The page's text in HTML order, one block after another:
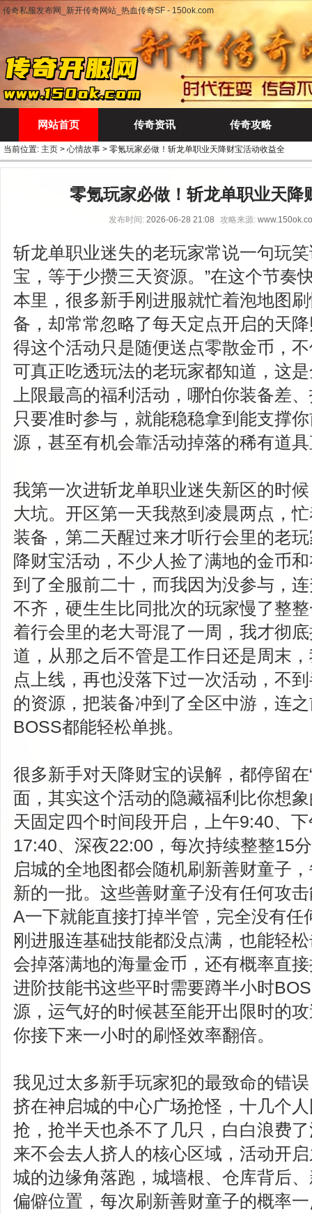
传奇私服发布网_新开传奇网站_热血传奇SF - 150ok.com
网站首页 传奇资讯 传奇攻略
当前位置: 主页 > 心情故事 > 零氪玩家必做！斩龙单职业天降财宝活动收益全
零氪玩家必做！斩龙单职业天降
发布时间: 2026-06-28 21:08 攻略来源:
斩龙单职业迷失的老玩家常说一句玩
宝，等于少攒三天资源。”在这个节奏
本里，很多新手刚进服就忙着泡地图
备，却常常忽略了每天定点开启的天
得这个活动只是随便送点零散金币，
可真正吃透玩法的老玩家都知道，这
上限最高的福利活动，哪怕你装备差
只要准时参与，就能稳稳拿到能支撑
源，甚至有机会靠活动掉落的稀有道
我第一次进斩龙单职业迷失新区的时
大坑。开区第一天我熬到凌晨两点，
装备，第二天醒过来才听行会里的老
降财宝活动，不少人捡了满地的金币
到了全服前二十，而我因为没参与，
不齐，硬生生比同批次的玩家慢了整
着行会里的老大哥混了一周，我才彻
道，从那之后不管是工作日还是周末
点上线，再也没落下过一次活动，不
的资源，把装备冲到了全区中游，连
BOSS都能轻松单挑。
很多新手对天降财宝的误解，都停留在
面，其实这个活动的隐藏福利比你想
天固定四个时间段开启，上午9:40、
17:40、深夜22:00，每次持续整整15
启城的全地图都会随机刷新善财童子
新的一批。这些善财童子没有任何攻
A一下就能直接打掉半管，完全没有任
刚进服连基础技能都没点满，也能轻
会掉落满地的海量金币，还有概率直
进阶技能书这些平时需要蹲半小时
源，运气好的时候甚至能开出限时的
你接下来一小时的刷怪效率翻倍。
我见过太多新手玩家犯的最致命的错
挤在神启城的中心广场抢怪，十几个
抢，抢半天也杀不了几只，白白浪费
来不会去人挤人的核心区域，活动开
城的边缘角落跑，城墙根、仓库背后
偏僻位置，每次刷新善财童子的概率